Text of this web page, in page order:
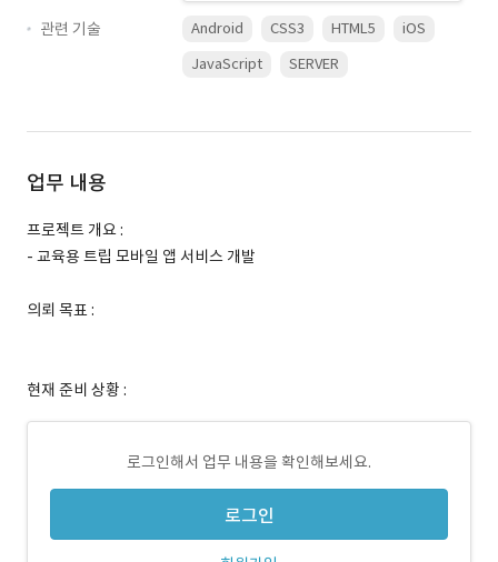
관련 기술
Android CSS3 HTML5
iOS
JavaScript
SERVER
업무 내용
프로젝트 개요 :
- 교육용 트립 모바일 앱 서비스 개발
의뢰 목표 :
현재 준비 상황 :
로그인해서 업무 내용을 확인해보세요.
로그인